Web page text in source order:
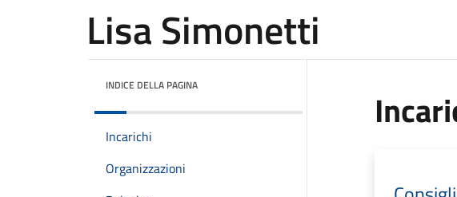
Lisa Simonetti
INDICE DELLA PAGINA
Incarichi
Organizzazioni